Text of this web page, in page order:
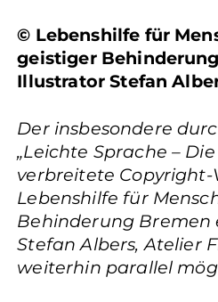
© Lebenshilfe für
geistiger
Illustrator Stefan
Der insbesondere
„Leichte Sprache –
verbreitete Copyright-
Lebenshilfe für
Behinderung Bremen
Stefan Albers, Atelier
weiterhin parallel